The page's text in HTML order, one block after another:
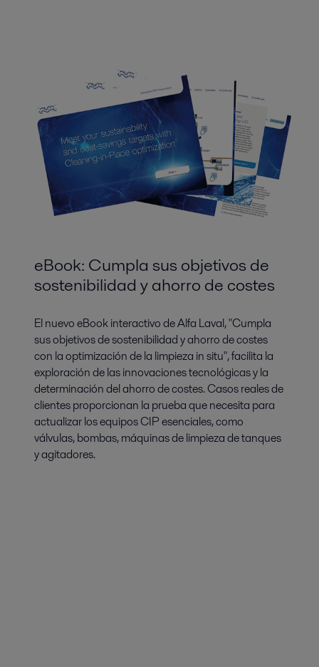
eBook: Cumpla sus objetivos de
sostenibilidad y ahorro de costes
El nuevo eBook interactivo de Alfa Laval, "Cumpla
sus objetivos de sostenibilidad y ahorro de costes
con la optimización de la limpieza in situ", facilita la
exploración de las innovaciones tecnológicas y la
determinación del ahorro de costes. Casos reales de
clientes proporcionan la prueba que necesita para
actualizar los equipos CIP esenciales, como
válvulas, bombas, máquinas de limpieza de tanques
y agitadores.